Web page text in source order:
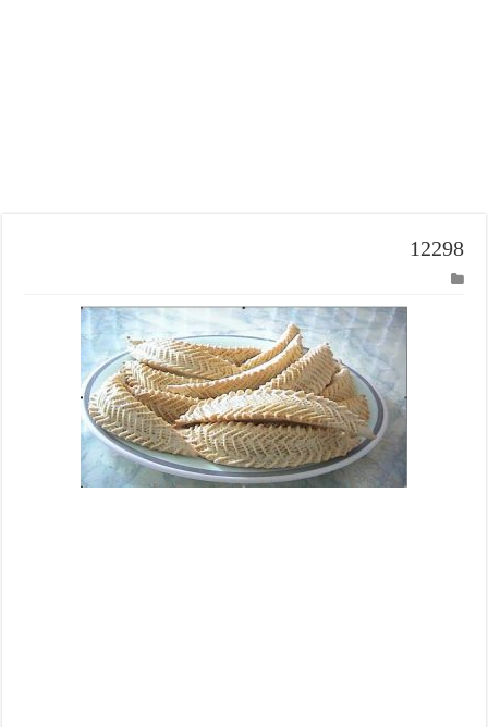
12298